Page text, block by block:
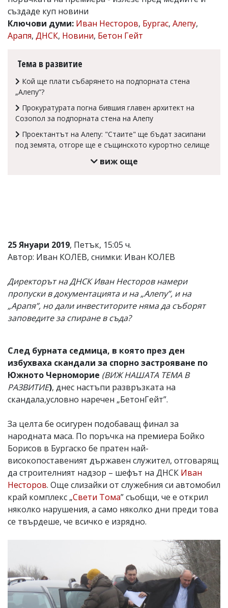
Коментарите
под
статиите
се
читателите
редакцията
отговорност
тях!
Ако
откриете
създаде куп новини
Ключови думи: Иван Несторов, Бургас, Алепу,
Арапя, ДНСК, Новини, Бетон Гейт
Тема в развитие
Кой ще плати събарянето на подпорната стена
„Алепу”?
Прокуратурата погна бившия главен архитект на
Созопол за подпорната стена на Алепу
Проектантът на Алепу: "Стаите" ще бъдат засипани
под земята, отгоре ще е същинското курортно селище
виж още
25 Януари 2019, Петък, 15:05 ч.
Автор: Иван КОЛЕВ, снимки: Иван КОЛЕВ
Директорът на ДНСК Иван Несторов намери
пропуски в документацията и на „Алепу”, и на
„Арапя”, но дали инвеститорите няма да съборят
заповедите за спиране в съда?
След бурната седмица, в която през ден
избухваха скандали за спорно застрояване по
Южното Черноморие (ВИЖ НАШАТА ТЕМА В
РАЗВИТИЕ), днес настъпи развръзката на
скандала,условно наречен „БетонГейт”.
За целта бе осигурен подобаващ финал за
народната маса. По поръчка на премиера Бойко
Борисов в Бургаско бе пратен най-
високопоставеният държавен служител, отговарящ
да строителният надзор – шефът на ДНСК Иван
Несторов. Още слизайки от служебния си автомобил
край комплекс „Свети Тома” съобщи, че е открил
няколко нарушения, а само няколко дни преди това
се твърдеше, че всичко е изрядно.